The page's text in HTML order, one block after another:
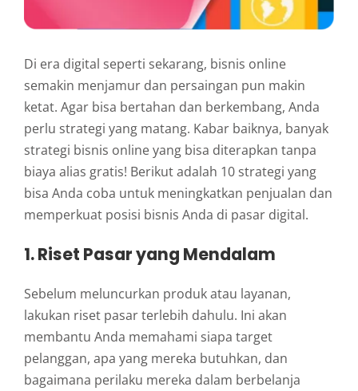
Di era digital seperti sekarang, bisnis online
semakin menjamur dan persaingan pun makin
ketat. Agar bisa bertahan dan berkembang, Anda
perlu strategi yang matang. Kabar baiknya, banyak
strategi bisnis online yang bisa diterapkan tanpa
biaya alias gratis! Berikut adalah 10 strategi yang
bisa Anda coba untuk meningkatkan penjualan dan
memperkuat posisi bisnis Anda di pasar digital.
1. Riset Pasar yang Mendalam
Sebelum meluncurkan produk atau layanan,
lakukan riset pasar terlebih dahulu. Ini akan
membantu Anda memahami siapa target
pelanggan, apa yang mereka butuhkan, dan
bagaimana perilaku mereka dalam berbelanja